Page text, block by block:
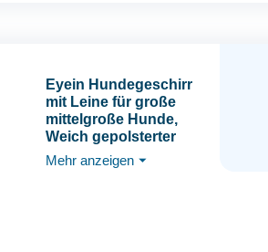
Eyein Hundegeschirr
mit Leine für große
mittelgroße Hunde,
Weich gepolsterter
Brustgeschirr mit 2
Leinenclips,
Mehr anzeigen ⏷